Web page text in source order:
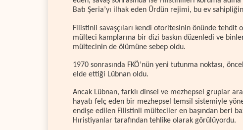
Batı Şeria’yı ilhak eden Ürdün rejimi, bu ev
Filistinli savaşçıları kendi otoritesinin önünde
mülteci kamplarına bir dizi baskın düzenledi ve
mültecinin de ölümüne sebep oldu.
1970 sonrasında FKÖ’nün yeni tutunma noktası,
elde ettiği Lübnan oldu.
Ancak Lübnan, farklı dinsel ve mezhepsel gruplar
hayatı felç eden bir mezhepsel temsil sistemiyle
endişe edilen Filistinli mülteciler en başından beri
Hıristiyanlar tarafından tehlike olarak görülüyordu.